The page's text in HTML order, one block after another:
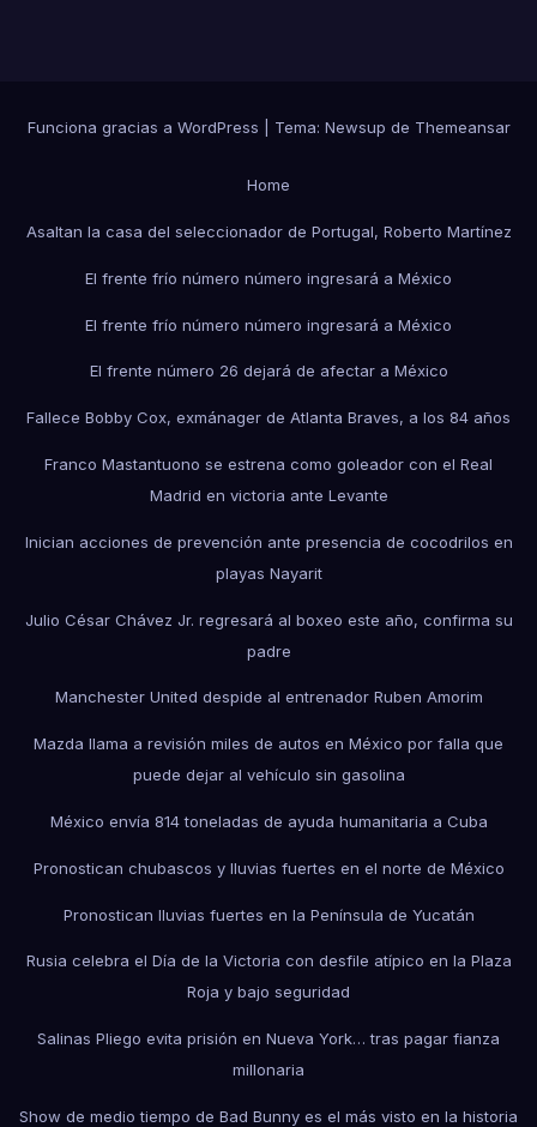
Funciona gracias a WordPress Tema: Newsup de Themeansar
Home
Asaltan la casa del seleccionador de Portugal, Roberto Martínez
El frente frío número número ingresará a México
El frente frío número número ingresará a México
El frente número 26 dejará de afectar a México
Fallece Bobby Cox, exmánager de Atlanta Braves, a los 84 años
Franco Mastantuono se estrena como goleador con el Real
Madrid en victoria ante Levante
Inician acciones de prevención ante presencia de cocodrilos en
playas Nayarit
Julio César Chávez Jr. regresará al boxeo este año, confirma su
padre
Manchester United despide al entrenador Ruben Amorim
Mazda llama a revisión miles de autos en México por falla que
puede dejar al vehículo sin gasolina
México envía 814 toneladas de ayuda humanitaria a Cuba
Pronostican chubascos y lluvias fuertes en el norte de México
Pronostican lluvias fuertes en la Península de Yucatán
Rusia celebra el Día de la Victoria con desfile atípico en la Plaza
Roja y bajo seguridad
Salinas Pliego evita prisión en Nueva York… tras pagar fianza
millonaria
Show de medio tiempo de Bad Bunny es el más visto en la historia